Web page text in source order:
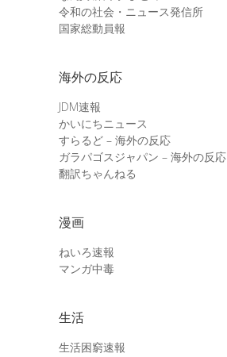
令和の社会・ニュース発信所
国家総動員報
海外の反応
JDM速報
かいにちニュース
すらるど – 海外の反応
ガラパゴスジャパン – 海外の反応
翻訳ちゃんねる
漫画
ねいろ速報
マンガ中毒
生活
生活困窮速報